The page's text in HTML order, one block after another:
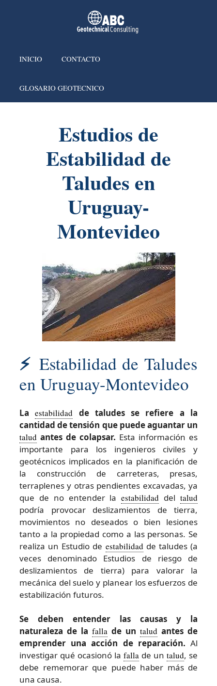
INICIO CONTACTO
GLOSARIO GEOTECNICO
Estudios de
Estabilidad de
Taludes en
Uruguay-
Montevideo
⚡ Estabilidad de Taludes
en Uruguay-Montevideo
Laestabilidad de taludes se refiere a la
cantidad de tensión que puede aguantar un
talud antes de colapsar. Esta información es
importante para los ingenieros civiles y
geotécnicos implicados en la planificación de
la construcción de carreteras, presas,
terraplenes y otras pendientes excavadas, ya
que de no entender laestabilidad deltalud
podría provocar deslizamientos de tierra,
movimientos no deseados o bien lesiones
tanto a la propiedad como a las personas. Se
realiza un Estudio de estabilidad de taludes (a
veces denominado Estudios de riesgo de
deslizamientos de tierra) para valorar la
mecánica del suelo y planear los esfuerzos de
estabilización futuros.
Se deben entender las causas y la
naturaleza de la falla de un talud antes de
emprender una acción de reparación. Al
investigar qué ocasionó la falla de un talud, se
debe rememorar que puede haber más de
una causa.